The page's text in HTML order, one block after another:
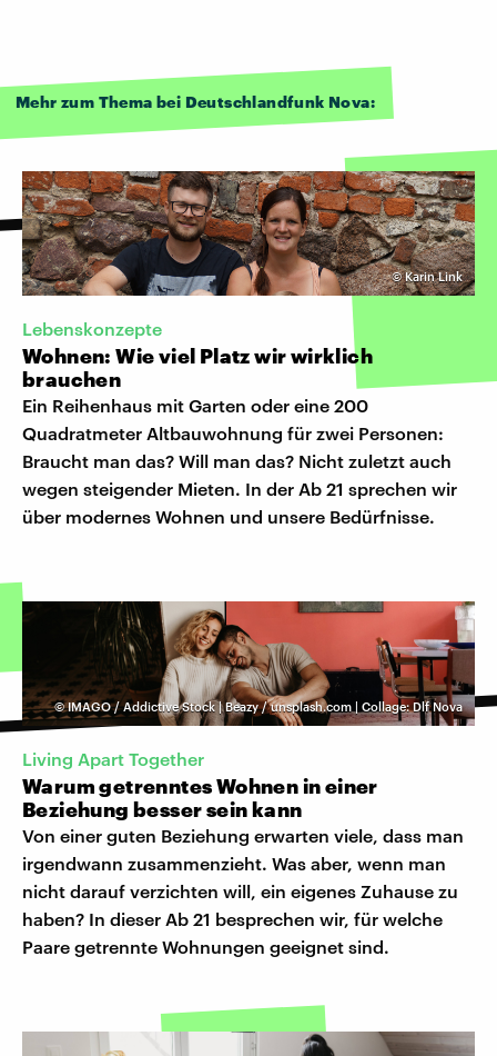
Mehr zum Thema bei Deutschlandfunk Nova:
©Karin Link
Lebenskonzepte
Wohnen: Wie viel Platz wir wirklich
brauchen
Ein Reihenhaus mit Garten oder eine 200
Quadratmeter Altbauwohnung für zwei Personen:
Braucht man das? Will man das? Nicht zuletzt auch
wegen steigender Mieten. In der Ab 21 sprechen wir
über modernes Wohnen und unsere Bedürfnisse.
©IMAGO / Addictive Stock | Beazy / unsplash.com | Collage: Dlf Nova
Living Apart Together
Warum getrenntes Wohnen in einer
Beziehung besser sein kann
Von einer guten Beziehung erwarten viele, dass man
irgendwann zusammenzieht. Was aber, wenn man
nicht darauf verzichten will, ein eigenes Zuhause zu
haben? In dieser Ab 21 besprechen wir, für welche
Paare getrennte Wohnungen geeignet sind.